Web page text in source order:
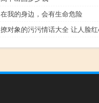
在我的身边，会有生命危险